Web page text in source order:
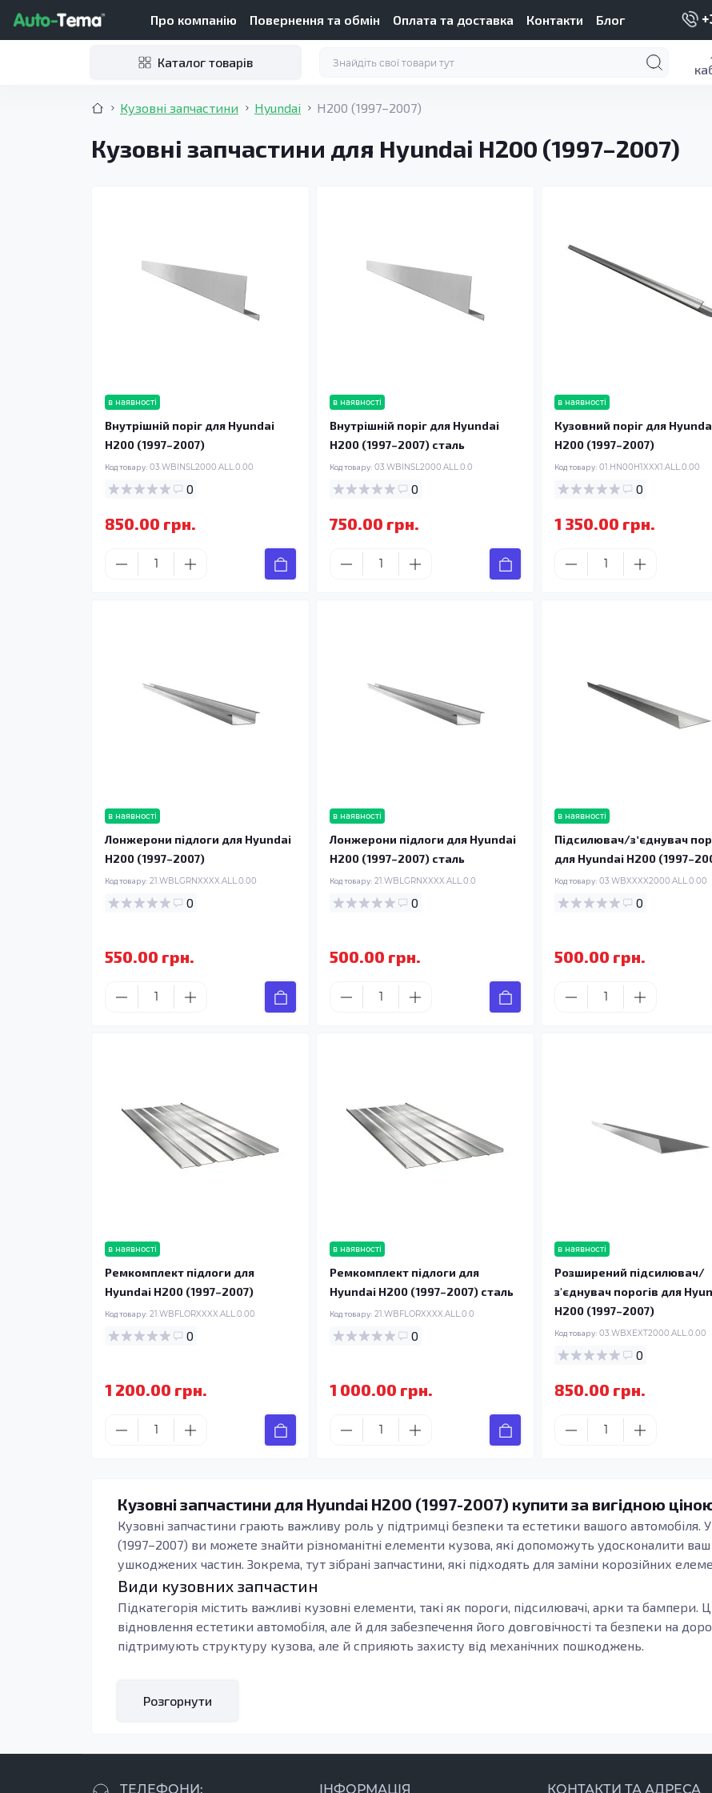
Про компанію Повернення та обмін Оплата та доставка Контакти Блог
Каталог товарів
Кузовні запчастини Hyundai H200 (1997–2007)
Кузовні запчастини для Hyundai H200 (1997–2007)
в наявності
Внутрішній поріг для Hyundai
H200 (1997–2007)
Код товару: 03.WBINSL2000.ALL.0.00
0
850.00 грн.
в наявності
Внутрішній поріг для Hyundai
H200 (1997–2007) сталь
Код товару: 03.WBINSL2000.ALL.0.0
0
750.00 грн.
в наявності
Кузовний поріг для
H200 (1997–2007)
Код товару: 01.HN00H1XXX1.ALL.0.00
0
1 350.00 грн.
в наявності
Лонжерони підлоги для Hyundai
H200 (1997–2007)
Код товару: 21.WBLGRNXXXX.ALL.0.00
0
550.00 грн.
в наявності
Лонжерони підлоги для Hyundai
H200 (1997–2007) сталь
Код товару: 21.WBLGRNXXXX.ALL.0.0
0
500.00 грн.
в наявності
Підсилювач/зʼєднувач
для Hyundai H200
Код товару: 03.WBXXXX2000.ALL.0.00
0
500.00 грн.
в наявності
Ремкомплект підлоги для
Hyundai H200 (1997–2007)
Код товару: 21.WBFLORXXXX.ALL.0.00
0
1 200.00 грн.
в наявності
Ремкомплект підлоги для
Hyundai H200 (1997–2007) сталь
Код товару: 21.WBFLORXXXX.ALL.0.0
0
1 000.00 грн.
в наявності
Розширений підсилювач/
з'єднувач порогів для
H200 (1997–2007)
Код товару: 03.WBXEXT2000.ALL.0.00
0
850.00 грн.
Кузовні запчастини для Hyundai H200 (1997-2007) купити за вигідною
Кузовні запчастини грають важливу роль у підтримці безпеки та естетики вашого автомобіля. У
(1997–2007) ви можете знайти різноманітні елементи кузова, які допоможуть удосконалити
ушкоджених частин. Зокрема, тут зібрані запчастини, які підходять для заміни корозійних
Види кузовних запчастин
Підкатегорія містить важливі кузовні елементи, такі як пороги, підсилювачі, арки та бампери.
відновлення естетики автомобіля, але й для забезпечення його довговічності та безпеки на
підтримують структуру кузова, але й сприяють захисту від механічних пошкоджень.
захист від корозії, зносостійкість та довговічність. Вони здатні витримувати негативний
Кому підходять ці запчастини
Розгорнути
ТЕЛЕФОНИ: ІНФОРМАЦІЯ КОНТАКТИ ТА АДРЕСА